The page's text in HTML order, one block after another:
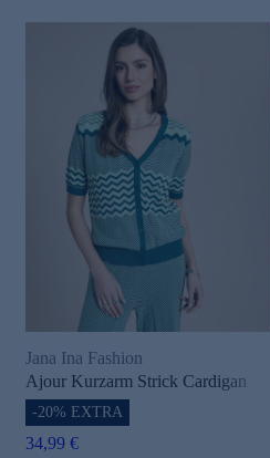
Jana Ina Fashion
Ajour Kurzarm Strick Cardigan
-20% EXTRA
34,99 €